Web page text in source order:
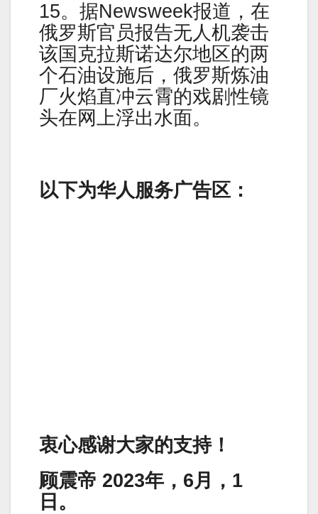
15。据Newsweek报道，在
俄罗斯官员报告无人机袭击
该国克拉斯诺达尔地区的两
个石油设施后，俄罗斯炼油
厂火焰直冲云霄的戏剧性镜
头在网上浮出水面。
以下为华人服务广告区：
衷心感谢大家的支持！
顾震帝 2023年，6月，1
日。